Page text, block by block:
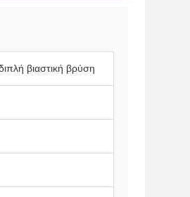
βιαστική βρύση